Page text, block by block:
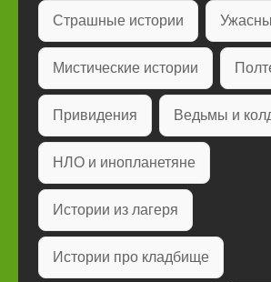
Страшные истории
Мистические истории
Привидения Ведьмы и
НЛО и инопланетяне
Истории из лагеря
Истории про кладбище